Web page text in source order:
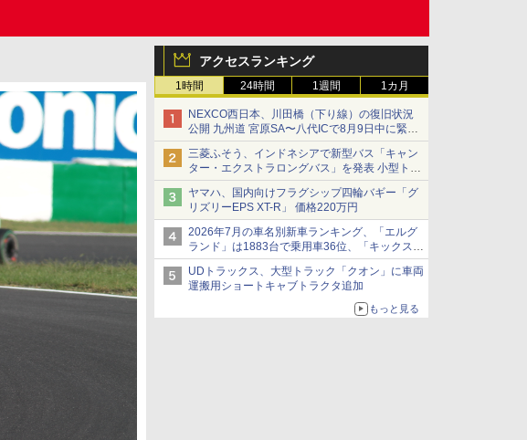
アクセスランキング
1時間 24時間 1週間 1カ月
NEXCO西日本、川田橋（下り線）の復旧状況
公開 九州道 宮原SA〜八代ICで8月9日中に緊急
車両を通行可能に
三菱ふそう、インドネシアで新型バス「キャン
ター・エクストラロングバス」を発表 小型トラ
ックベースの観光・旅客輸送向けバス
ヤマハ、国内向けフラグシップ四輪バギー「グ
リズリーEPS XT-R」 価格220万円
2026年7月の車名別新車ランキング、「エルグ
ランド」は1883台で乗用車36位、「キックス」
は2591台で27位に
UDトラックス、大型トラック「クオン」に車両
運搬用ショートキャブトラクタ追加
もっと見る